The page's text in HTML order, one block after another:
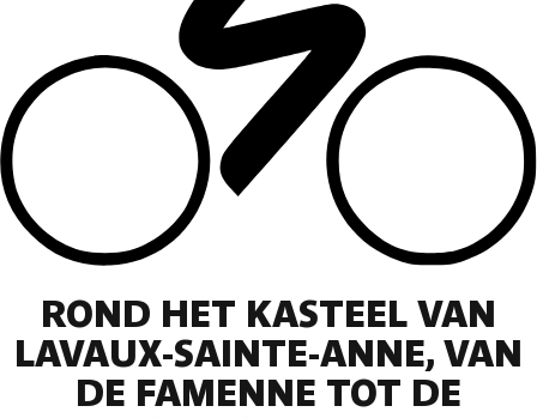
ROND HET KASTEEL VAN
LAVAUX-SAINTE-ANNE, VAN
DE FAMENNE TOT DE